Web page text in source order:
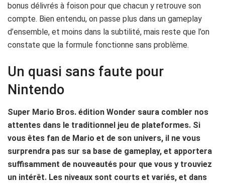
bonus délivrés à foison pour que chacun y retrouve son
compte. Bien entendu, on passe plus dans un gameplay
d’ensemble, et moins dans la subtilité, mais reste que l’on
constate que la formule fonctionne sans problème.
Un quasi sans faute pour
Nintendo
Super Mario Bros. édition Wonder saura combler nos
attentes dans le traditionnel jeu de plateformes. Si
vous êtes fan de Mario et de son univers, il ne vous
surprendra pas sur sa base de gameplay, et apportera
suffisamment de nouveautés pour que vous y trouviez
un intérêt. Les niveaux sont courts et variés, et dans